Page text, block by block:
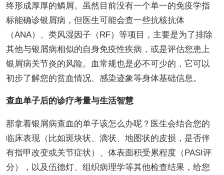
终形成厚厚的鳞屑。虽然目前没有一个单一的免疫学指
标能确诊银屑病，但医生可能会查一些抗核抗体
（ANA）、类风湿因子（RF）等项目，主要是为了排除
其他与银屑病相似的自身免疫性疾病，或是评估您患上
银屑病关节炎的风险。血常规也是必不可少的，它可以
初步了解您的贫血情况、感染迹象等身体基础信息。
查血单子后的诊疗考量与生活智慧
那拿着银屑病查血的单子该怎么办呢？医生会结合您的
临床表现（比如斑块状、滴状、地图状的皮损，是否伴
有指甲改变或关节症状）、体表面积受累程度（PASI评
分），以及伍德灯、组织病理学等其他检查结果，给您